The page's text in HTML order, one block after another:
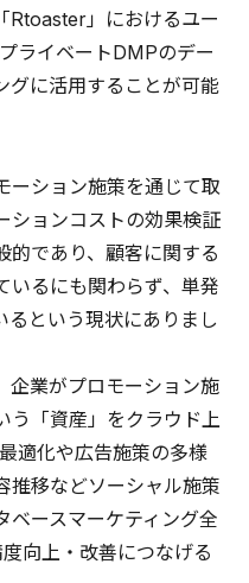
Rtoaster」におけるユー
ライベートDMPのデー
グに活用することが可能
ーション施策を通じて取
ションコストの効果検証
的であり、顧客に関する
いるにも関わらず、単発
るという現状にありまし
企業がプロモーション施
う「資産」をクラウド上
適化や広告施策の多様
推移などソーシャル施策
ベースマーケティング全
向上・改善につなげる